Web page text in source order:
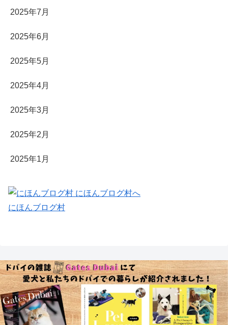
2025年7月
2025年6月
2025年5月
2025年4月
2025年3月
2025年2月
2025年1月
にほんブログ村